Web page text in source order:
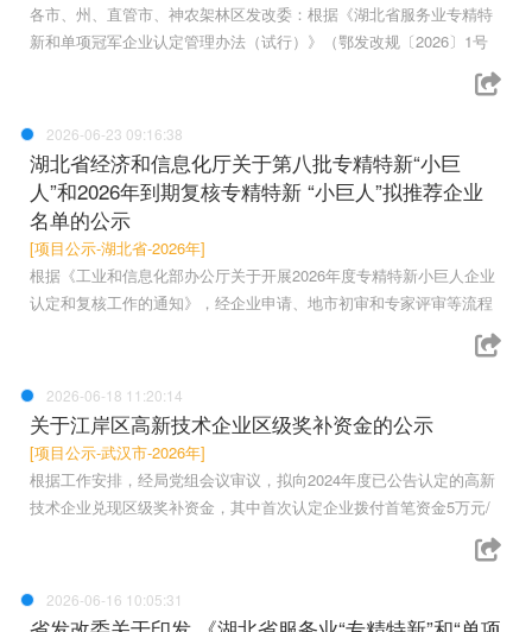
各市、州、直管市、神农架林区发改委：根据《湖北省服务业专精特
新和单项冠军企业认定管理办法（试行）》（鄂发改规〔2026〕1号
2026-06-23 09:16:38
湖北省经济和信息化厅关于第八批专精特新“小巨
人”和2026年到期复核专精特新 “小巨人”拟推荐企业
名单的公示
[项目公示-湖北省-2026年]
根据《工业和信息化部办公厅关于开展2026年度专精特新小巨人企业
认定和复核工作的通知》，经企业申请、地市初审和专家评审等流程
2026-06-18 11:20:14
关于江岸区高新技术企业区级奖补资金的公示
[项目公示-武汉市-2026年]
根据工作安排，经局党组会议审议，拟向2024年度已公告认定的高新
技术企业兑现区级奖补资金，其中首次认定企业拨付首笔资金5万元/
2026-06-16 10:05:31